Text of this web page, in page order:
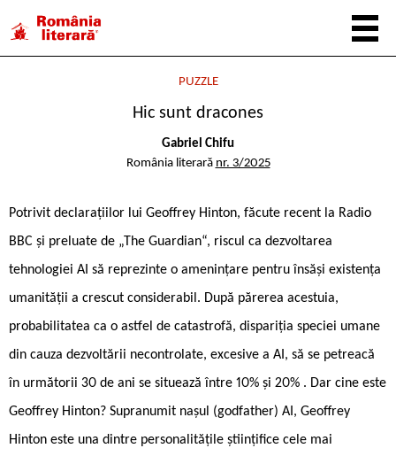
PUZZLE
Hic sunt dracones
Gabriel Chifu
România literară nr. 3/2025
Potrivit declarațiilor lui Geoffrey Hinton, făcute recent la Radio
BBC și preluate de „The Guardian“, riscul ca dezvoltarea
tehnologiei AI să reprezinte o amenințare pentru însăși existența
umanității a crescut considerabil. După părerea acestuia,
probabilitatea ca o astfel de catastrofă, dispariția speciei umane
din cauza dezvoltării necontrolate, excesive a AI, să se petreacă
în următorii 30 de ani se situează între 10% și 20% . Dar cine este
Geoffrey Hinton? Supranumit nașul (godfather) AI, Geoffrey
Hinton este una dintre personalitățile științifice cele mai